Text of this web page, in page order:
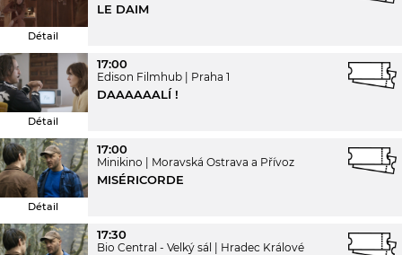
Détail
LE DAIM
Détail
17:00
Edison Filmhub Praha 1
DAAAAAALÍ !
Détail
17:00
Minikino Moravská Ostrava a Přívoz
MISÉRICORDE
17:30
Bio Central - Velký sál Hradec Králové